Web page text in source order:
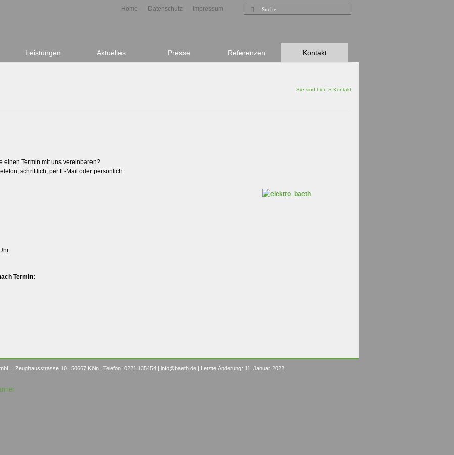
Home Datenschutz Impressum
Suche
nach:
Leistungen Aktuelles Presse Referenzen Kontakt
Sie sind hier: » Kontakt
einen Termin mit uns vereinbaren?
schriftlich, per E-Mail oder persönlich.
Termin:
| Zeughausstrasse 10 | 50667 Köln | Telefon: 0221 135454 | info@baeth.de | Letzte Änderung: 11. Januar 2022